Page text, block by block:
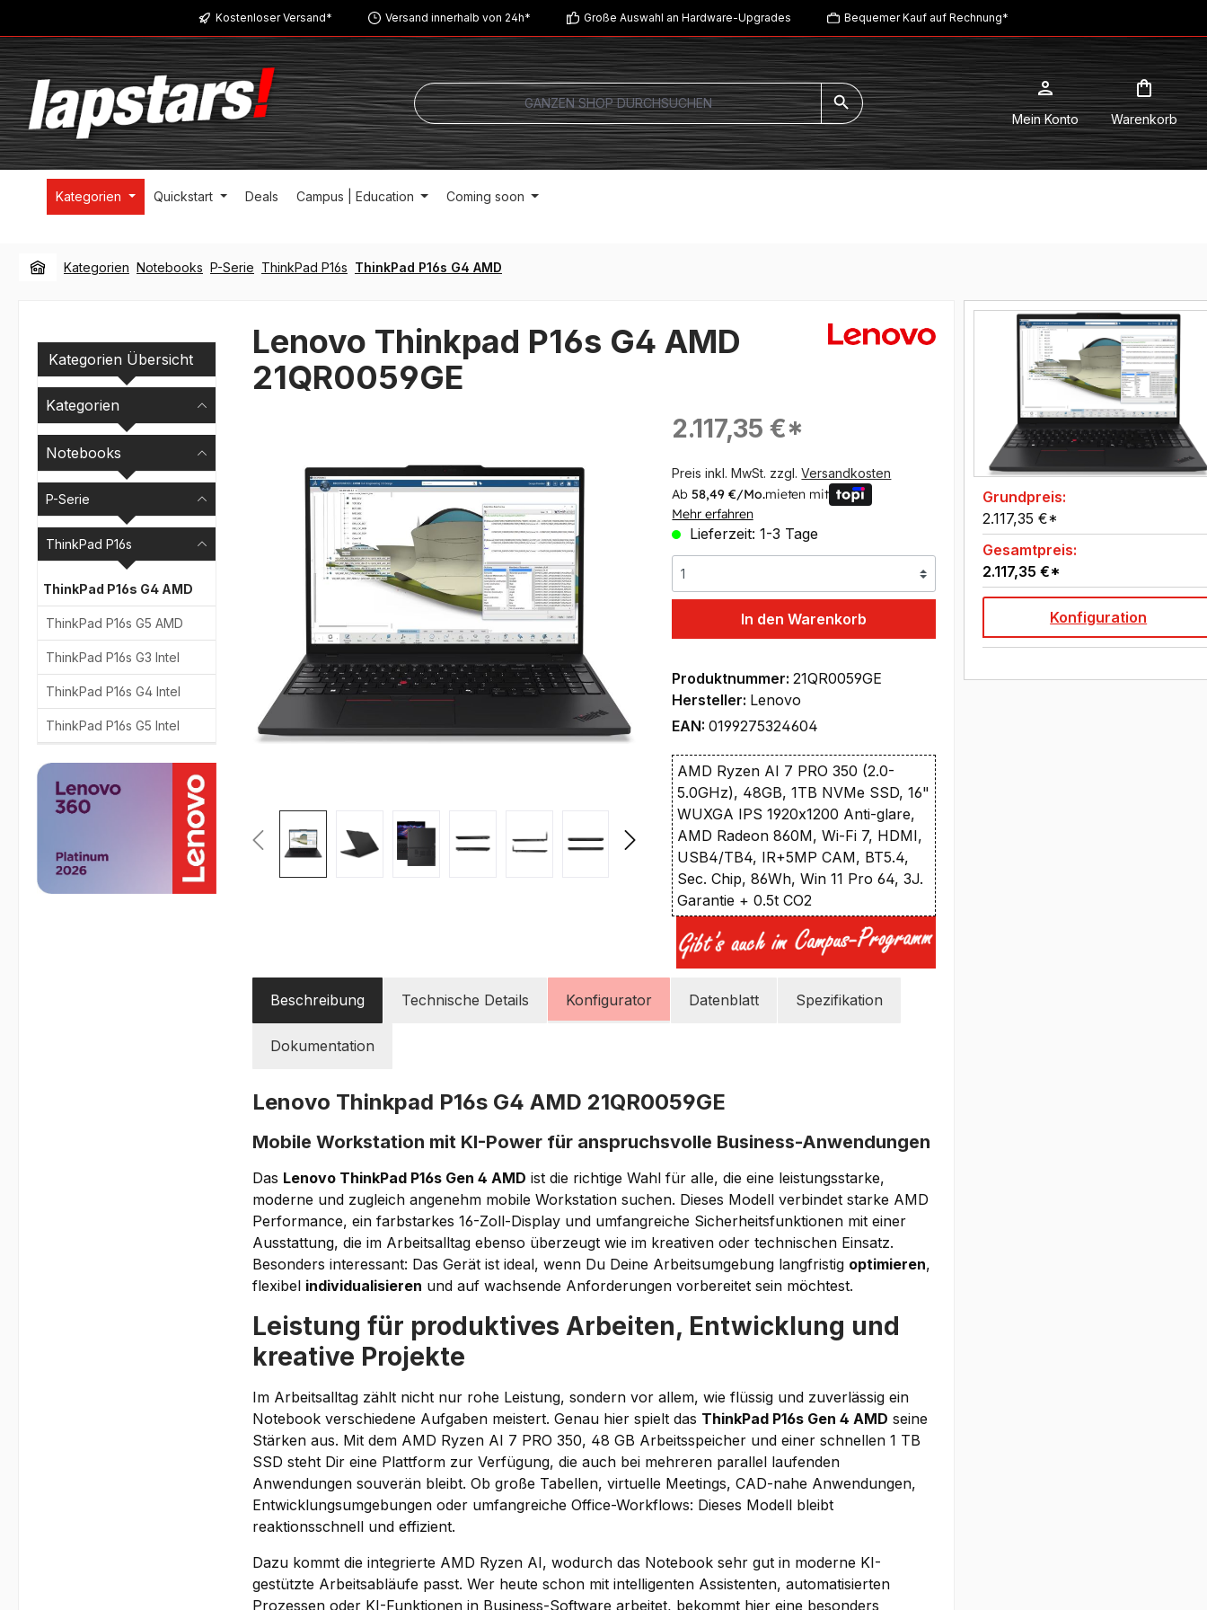
Zur Hauptnavigation springenKostenloser Versand* Versand innerhalb von 24h* Große Auswahl an Hardware-Upgrades Bequemer Kauf auf Rechnung*
Mein Konto Warenkorb
Kategorien Quickstart Deals Campus | Education Coming soon
Kategorien Notebooks P-Serie ThinkPad P16s ThinkPad P16s G4 AMD
Kategorien Übersicht
Kategorien
Notebooks
P-Serie
ThinkPad P16s
ThinkPad P16s G4 AMD
ThinkPad P16s G5 AMD
ThinkPad P16s G3 Intel
ThinkPad P16s G4 Intel
ThinkPad P16s G5 Intel
Lenovo Thinkpad P16s G4 AMD
21QR0059GE
Regulärer Preis:
2.117,35 €*
Preis inkl. MwSt. zzgl.Versandkosten
Ab58,49 €/Mo.mieten mit
Mehr erfahren
Lieferzeit: 1-3 Tage
In den Warenkorb
Produktnummer:21QR0059GE
Hersteller: Lenovo
EAN:0199275324604
AMD Ryzen AI 7 PRO 350 (2.0-
5.0GHz), 48GB, 1TB NVMe SSD, 16"
WUXGA IPS 1920x1200 Anti-glare,
AMD Radeon 860M, Wi-Fi 7, HDMI,
USB4/TB4, IR+5MP CAM, BT5.4,
Sec. Chip, 86Wh, Win 11 Pro 64, 3J.
Garantie + 0.5t CO2
Beschreibung Technische Details Konfigurator Datenblatt Spezifikation
Dokumentation
Lenovo Thinkpad P16s G4 AMD 21QR0059GE
Mobile Workstation mit KI-Power für anspruchsvolle Business-Anwendungen
Das Lenovo ThinkPad P16s Gen 4 AMD ist die richtige Wahl für alle, die eine leistungsstarke,
moderne und zugleich angenehm mobile Workstation suchen. Dieses Modell verbindet starke AMD
Performance, ein farbstarkes 16-Zoll-Display und umfangreiche Sicherheitsfunktionen mit einer
Ausstattung, die im Arbeitsalltag ebenso überzeugt wie im kreativen oder technischen Einsatz.
Besonders interessant: Das Gerät ist ideal, wenn Du Deine Arbeitsumgebung langfristig optimieren,
flexibel individualisieren und auf wachsende Anforderungen vorbereitet sein möchtest.
Leistung für produktives Arbeiten, Entwicklung und
kreative Projekte
Im Arbeitsalltag zählt nicht nur rohe Leistung, sondern vor allem, wie flüssig und zuverlässig ein
Notebook verschiedene Aufgaben meistert. Genau hier spielt das ThinkPad P16s Gen 4 AMD seine
Stärken aus. Mit dem AMD Ryzen AI 7 PRO 350, 48 GB Arbeitsspeicher und einer schnellen 1 TB
SSD steht Dir eine Plattform zur Verfügung, die auch bei mehreren parallel laufenden
Anwendungen souverän bleibt. Ob große Tabellen, virtuelle Meetings, CAD-nahe Anwendungen,
Entwicklungsumgebungen oder umfangreiche Office-Workflows: Dieses Modell bleibt
reaktionsschnell und effizient.
Dazu kommt die integrierte AMD Ryzen AI, wodurch das Notebook sehr gut in moderne KI-
gestützte Arbeitsabläufe passt. Wer heute schon mit intelligenten Assistenten, automatisierten
Prozessen oder KI-Funktionen in Business-Software arbeitet, bekommt hier eine besonders
Grundpreis:
2.117,35 €*
Gesamtpreis:
2.117,35 €*
Konfiguration